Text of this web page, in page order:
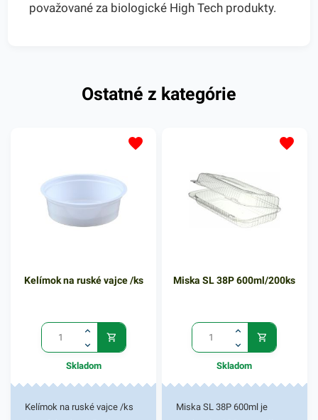
považované za biologické High Tech produkty.
Ostatné z kategórie
Kelímok na ruské vajce /ks
Skladom
Kelímok na ruské vajce /ks
Miska SL 38P 600ml/200ks
Skladom
Miska SL 38P 600ml je